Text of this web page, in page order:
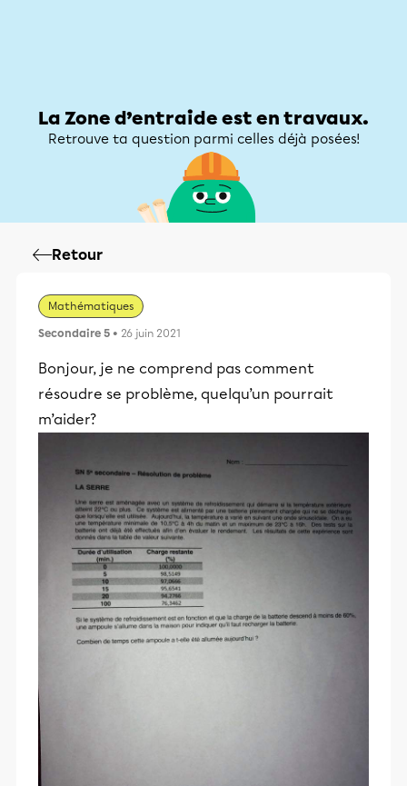
La Zone d’entraide est en travaux.
Retrouve ta question parmi celles déjà posées!
Retour
Mathématiques
Secondaire 5 • 26 juin 2021
Bonjour, je ne comprend pas comment
résoudre se problème, quelqu’un pourrait
m’aider?